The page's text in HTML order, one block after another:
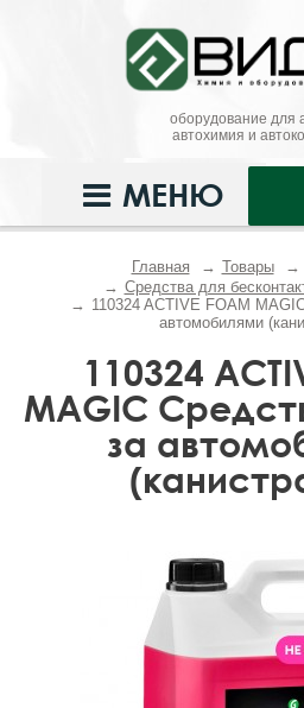
оборудование для
автохимия и
МЕНЮ
Главная Товары
Средства для
110324 ACTIVE FOAM
автомобилями
110324
MAGIC
за